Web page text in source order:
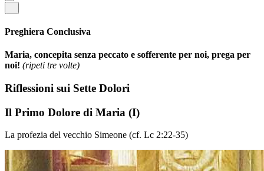
Preghiera Conclusiva
Maria, concepita senza peccato e sofferente per noi, prega per
noi! (ripeti tre volte)
Riflessioni sui Sette Dolori
Il Primo Dolore di Maria (I)
La profezia del vecchio Simeone (cf. Lc 2:22-35)